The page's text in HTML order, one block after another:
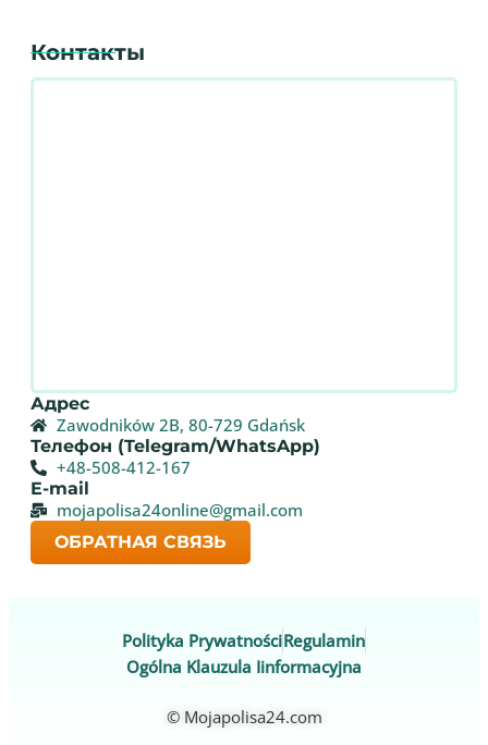
Контакты
Адрес
Zawodników 2B, 80-729 Gdańsk
Телефон (Telegram/WhatsApp)
+48-508-412-167
E-mail
mojapolisa24online@gmail.com
ОБРАТНАЯ СВЯЗЬ
Polityka PrywatnościRegulamin
Ogólna Klauzula Iinformacyjna
© Mojapolisa24.com